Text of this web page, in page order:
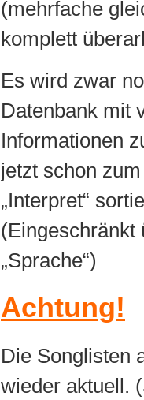
(mehrfache
komplett
Es wird zwar
Datenbank mit
Informationen
jetzt schon
„Interpret“
(Eingeschränkt
„Sprache“)
Achtung!
Die Songlisten
wieder aktuell.